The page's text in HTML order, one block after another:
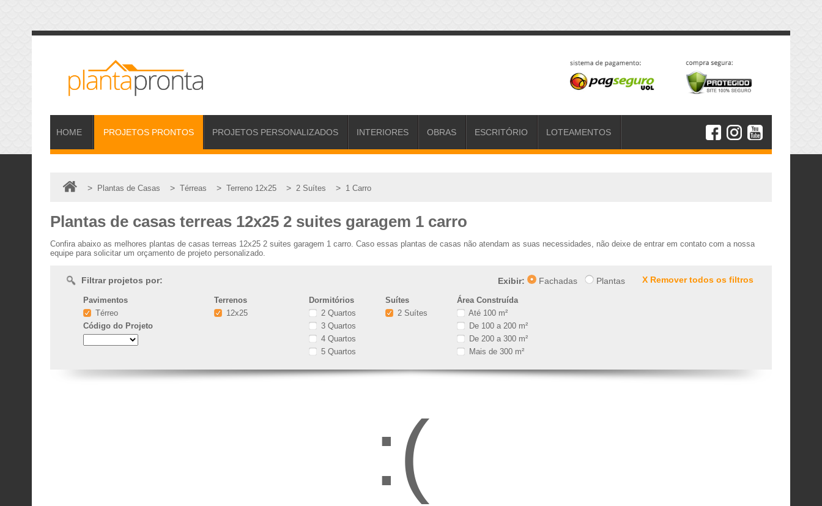
HOME PROJETOS PRONTOS PROJETOS PERSONALIZADOS INTERIORES OBRAS ESCRITÓRIO LOTEAMENTOS
> Plantas de Casas > Térreas > Terreno 12x25 > 2 Suítes > 1 Carro
Plantas de casas terreas 12x25 2 suites garagem 1 carro
Confira abaixo as melhores plantas de casas terreas 12x25 2 suites garagem 1 carro. Caso essas plantas de casas não atendam as suas necessidades, não deixe de entrar em contato com a nossa
equipe para solicitar um orçamento de projeto personalizado.
X Remover todos os filtros
Filtrar projetos por: Exibir: Fachadas Plantas
Pavimentos
Térreo
Código do Projeto
Terrenos
12x25
Dormitórios
2 Quartos
3 Quartos
4 Quartos
5 Quartos
Suítes
2 Suítes
Área Construída
Até 100 m²
De 100 a 200 m²
De 200 a 300 m²
Mais de 300 m²
:(